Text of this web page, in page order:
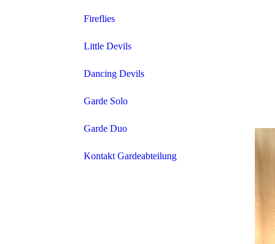
Fireflies
Little Devils
Dancing Devils
Garde Solo
Garde Duo
Kontakt Gardeabteilung